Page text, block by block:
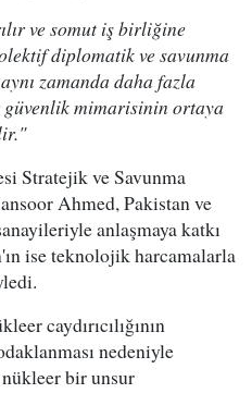
ve somut iş birliğine
diplomatik ve savunma
zamanda daha fazla
mimarisinin ortaya
Stratejik ve Savunma
Ahmed, Pakistan ve
anlaşmaya katkı
ise teknolojik harcamalarla
caydırıcılığının
nedeniyle
bir unsur